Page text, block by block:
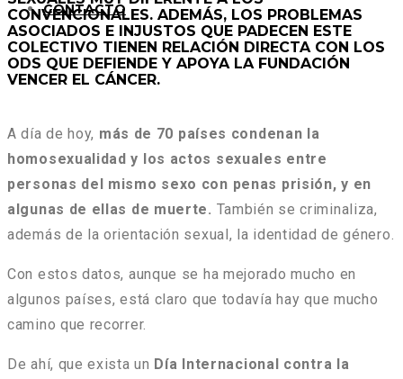
CONTACTO
CONVENCIONALES. ADEMÁS, LOS PROBLEMAS
ASOCIADOS E INJUSTOS QUE PADECEN ESTE
COLECTIVO TIENEN RELACIÓN DIRECTA CON LOS
ODS QUE DEFIENDE Y APOYA LA FUNDACIÓN
VENCER EL CÁNCER.
A día de hoy, más de 70 países condenan la
homosexualidad y los actos sexuales entre
personas del mismo sexo con penas prisión, y en
algunas de ellas de muerte. También se criminaliza,
además de la orientación sexual, la identidad de género.
Con estos datos, aunque se ha mejorado mucho en
algunos países, está claro que todavía hay que mucho
camino que recorrer.
De ahí, que exista un Día Internacional contra la